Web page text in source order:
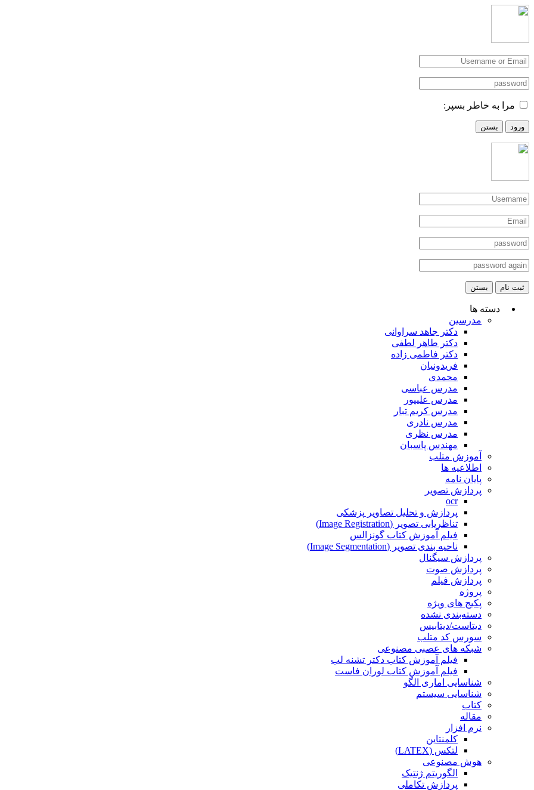
مرا به خاطر بسپر:
ورود بستن
ثبت نام بستن
دسته ها
مدرسین
دکتر جاهد سراوانی
دکتر طاهر لطفی
دکتر فاطمی زاده
فریدونیان
محمدی
مدرس عباسی
مدرس علیپور
مدرس کریم تبار
مدرس نادری
مدرس نظری
مهندس پاسبان
آموزش متلب
اطلاعیه ها
پایان نامه
پردازش تصویر
ocr
پردازش و تحلیل تصاویر پزشکی
تناظریابی تصویر (Image Registration)
فیلم آموزش کتاب گونزالس
ناحیه بندی تصویر (Image Segmentation)
پردازش سیگنال
پردازش صوت
پردازش فیلم
پروژه
پکیج های ویژه
دسته‌بندی نشده
دیتاست/دیتابیس
سورس کد متلب
شبکه های عصبی مصنوعی
فیلم آموزش کتاب دکتر تشنه لب
فیلم آموزش کتاب لوران فاست
شناسایی اماری الگو
شناسایی سیستم
کتاب
مقاله
نرم افزار
کلمنتاین
لتکس (LATEX)
هوش مصنوعی
الگوریتم ژنتیک
پردازش تکاملی